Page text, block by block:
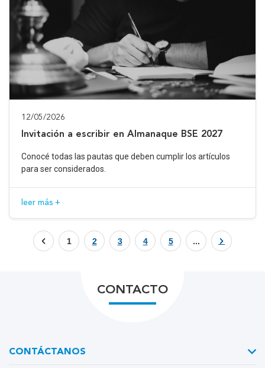
12/05/2026
Invitación a escribir en Almanaque BSE 2027
Conocé todas las pautas que deben cumplir los artículos
para ser considerados.
leer más +
1 2 3 4 5 ...
CONTACTO
CONTÁCTANOS